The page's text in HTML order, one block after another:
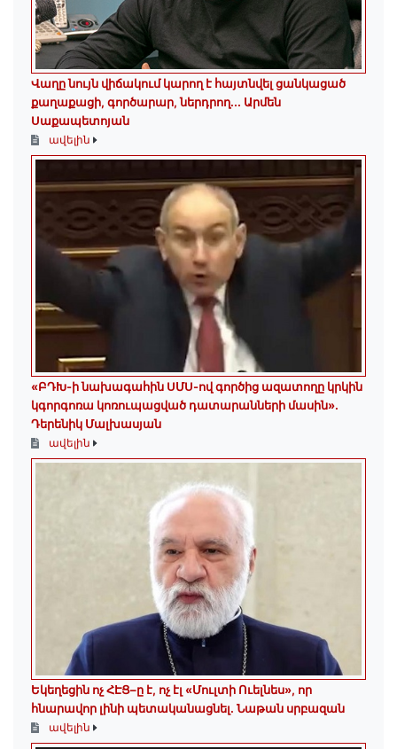
Վաղը նույն վիճակում կարող է հայտնվել ցանկացած
քաղաքացի, գործարար, ներդրող.․․ Արմեն
Սաքապետոյան
ավելին
«ԲԴԽ-ի նախագահին ՍՄՍ-ով գործից ազատողը կրկին
կգորգոռա կոռուպացված դատարանների մասին».
Դերենիկ Մալխասյան
ավելին
Եկեղեցին ոչ ՀԷՑ–ը է, ոչ էլ «Մուլտի Ուելնես», որ
հնարավոր լինի պետականացնել. Նաթան սրբազան
ավելին